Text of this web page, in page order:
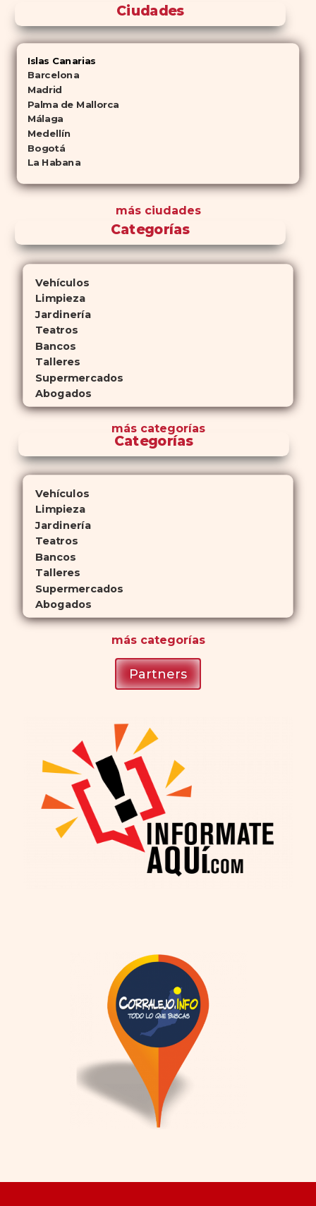
Ciudades
Islas Canarias
Barcelona
Madrid
Palma de Mallorca
Málaga
Medellín
Bogotá
La Habana
más ciudades
Categorías
Vehículos
Limpieza
Jardinería
Teatros
Bancos
Talleres
Supermercados
Abogados
máscategorías
Categorías
Vehículos
Limpieza
Jardinería
Teatros
Bancos
Talleres
Supermercados
Abogados
máscategorías
Partners